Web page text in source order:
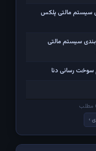
سیستم مالتی پلکس
سیستم مالتی
رسانی دنا
›